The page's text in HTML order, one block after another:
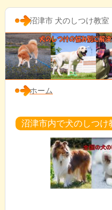
沼津市 犬のしつけ教室
ホーム
沼津市内で犬のしつけ